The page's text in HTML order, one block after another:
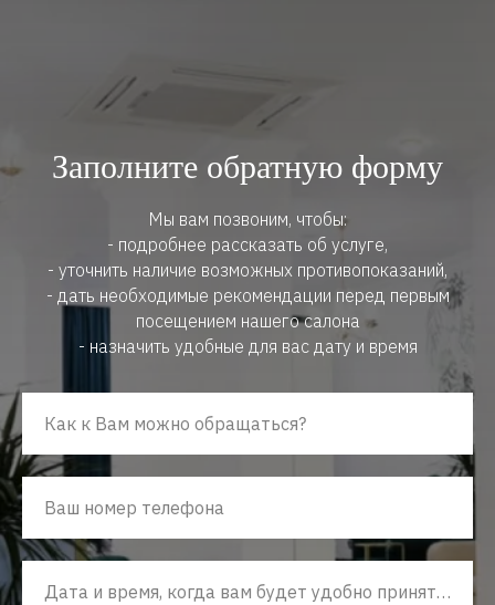
Заполните обратную форму
Мы вам позвоним, чтобы:
- подробнее рассказать об услуге,
- уточнить наличие возможных противопоказаний,
- дать необходимые рекомендации перед первым
посещением нашего салона
- назначить удобные для вас дату и время
Как к Вам можно обращаться?
Ваш номер телефона
Дата и время, когда вам будет удобно принять наш звонок